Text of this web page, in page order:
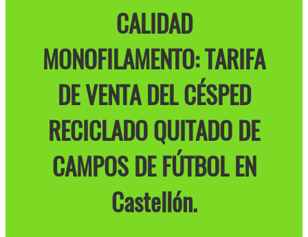
CALIDAD
MONOFILAMENTO: TARIFA
DE VENTA DEL CÉSPED
RECICLADO QUITADO DE
CAMPOS DE FÚTBOL EN
Castellón.